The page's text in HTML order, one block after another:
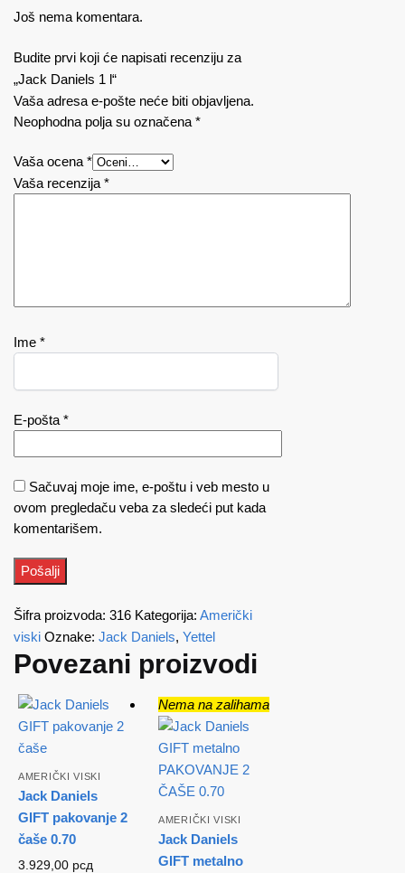
Još nema komentara.
Budite prvi koji će napisati recenziju za
„Jack Daniels 1 l“
Vaša adresa e-pošte neće biti objavljena.
Neophodna polja su označena *
Vaša ocena *
Vaša recenzija *
Ime *
E-pošta *
Sačuvaj moje ime, e-poštu i veb mesto u
ovom pregledaču veba za sledeći put kada
komentarišem.
Šifra proizvoda: 316 Kategorija: Američki
viski Oznake: Jack Daniels, Yettel
Povezani proizvodi
AMERIČKI VISKI
Jack Daniels
GIFT pakovanje 2
čaše 0.70
3.929,00 рсд
Nema na zalihama
AMERIČKI VISKI
Jack Daniels
GIFT metalno